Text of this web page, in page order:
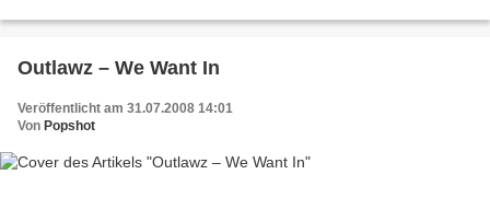
Outlawz – We Want In
Veröffentlicht am 31.07.2008 14:01
Von Popshot